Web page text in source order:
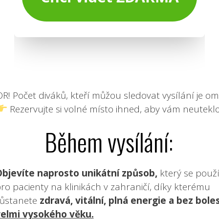
Počet diváků, kteří můžou sledovat vysílání je
Rezervujte si volné místo ihned, aby vám
Během vysílání:
naprosto unikátní způsob,který se
pacienty na klinikách v zahraničí, díky kterému
zdravá, vitální, plná energie a bez
vysokého věku.